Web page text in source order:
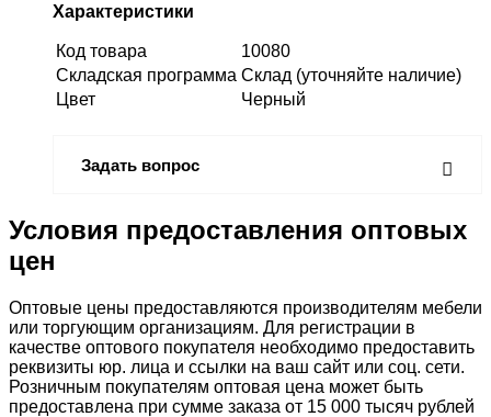
Характеристики
Код товара
10080
Складская программа Склад (уточняйте наличие)
Цвет
Черный
Задать вопрос
Условия предоставления оптовых
цен
Оптовые цены предоставляются производителям мебели
или торгующим организациям. Для регистрации в
качестве оптового покупателя необходимо предоставить
реквизиты юр. лица и ссылки на ваш сайт или соц. сети.
Розничным покупателям оптовая цена может быть
предоставлена при сумме заказа от 15 000 тысяч рублей